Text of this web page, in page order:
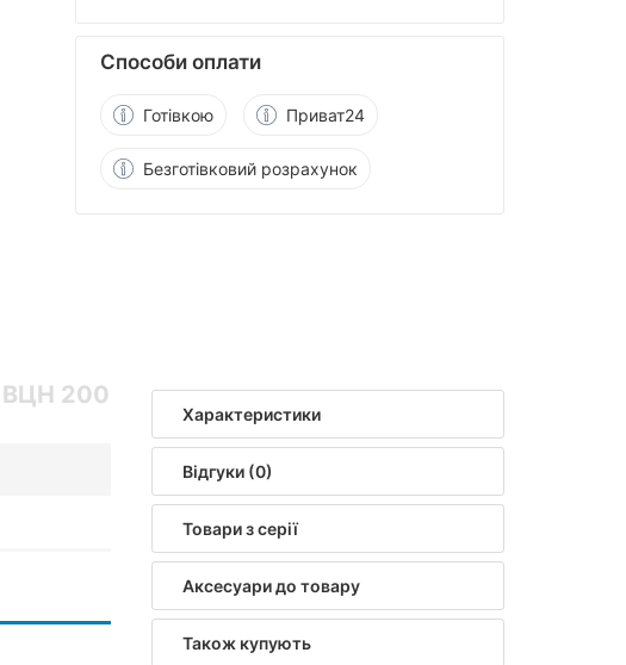
Способи оплати
Готівкою Приват24
Безготівковий розрахунок
Характеристики
Відгуки (0)
Товари з серії
Аксесуари до товару
Також купують
200